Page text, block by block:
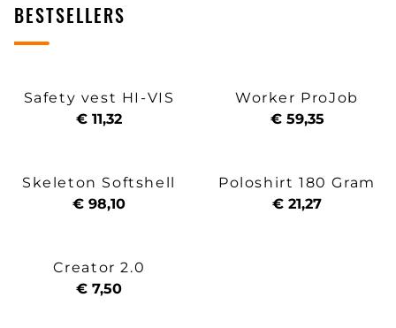
BESTSELLERS
Safety vest HI-VIS
€ 11,32
Worker ProJob
€ 59,35
Skeleton Softshell
€ 98,10
Poloshirt 180 Gram
€ 21,27
Creator 2.0
€ 7,50